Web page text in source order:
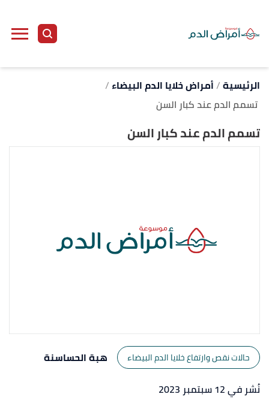
الرئيسية أمراض خلايا الدم البيضاء
تسمم الدم عند كبار السن
تسمم الدم عند كبار السن
حالات نقص وارتفاع خلايا الدم البيضاء
هبة الحساسنة
نُشر في 12 سبتمبر 2023